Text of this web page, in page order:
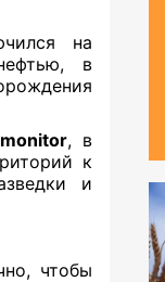
на
в
, в
к
и
чтобы